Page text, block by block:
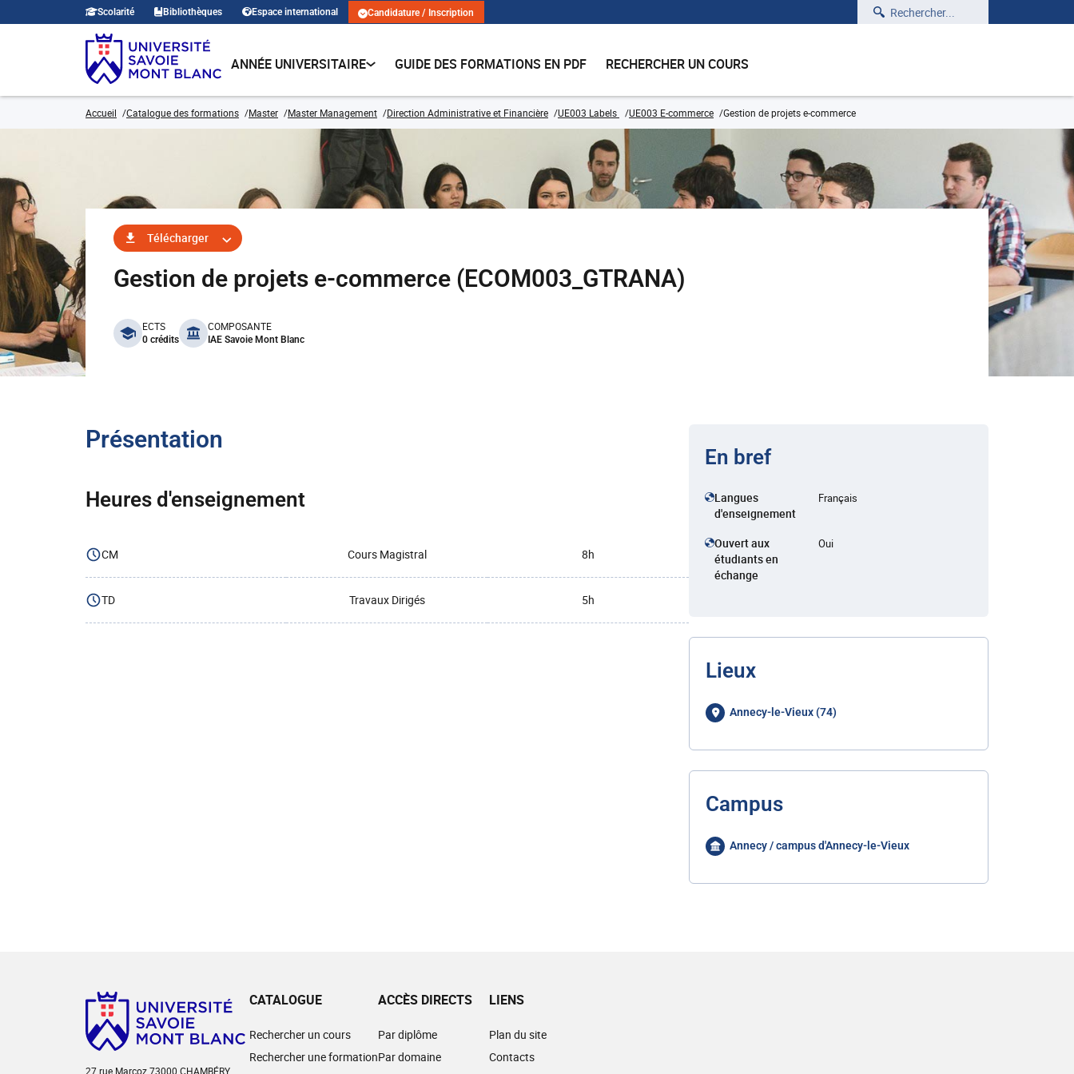
Scolarité Bibliothèques Espace international Candidature / Inscription Rechercher
ANNÉE UNIVERSITAIRE GUIDE DES FORMATIONS EN PDF RECHERCHER UN COURS
Accueil Catalogue des formations Master Master Management Direction Administrative et Financière UE003 Labels UE003 E-commerce Gestion de projets e-commerce
Télécharger
Gestion de projets e-commerce (ECOM003_GTRANA)
benefits
ECTS
0 crédits
COMPOSANTE
IAE Savoie Mont Blanc
Présentation
Heures d'enseignement
CM Cours Magistral 8h
TD Travaux Dirigés 5h
En bref
Langues
d'enseignement
Français
Ouvert aux
étudiants en
échange
Oui
Lieux
Annecy-le-Vieux (74)
Campus
Annecy / campus d'Annecy-le-Vieux
27 rue Marcoz 73000 CHAMBÉRY
CATALOGUE
Rechercher un cours
Rechercher une formation
ACCÈS DIRECTS
Par diplôme
Par domaine
LIENS
Plan du site
Contacts